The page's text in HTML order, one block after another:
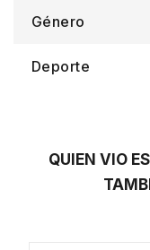
Género
Deporte
QUIEN VIO